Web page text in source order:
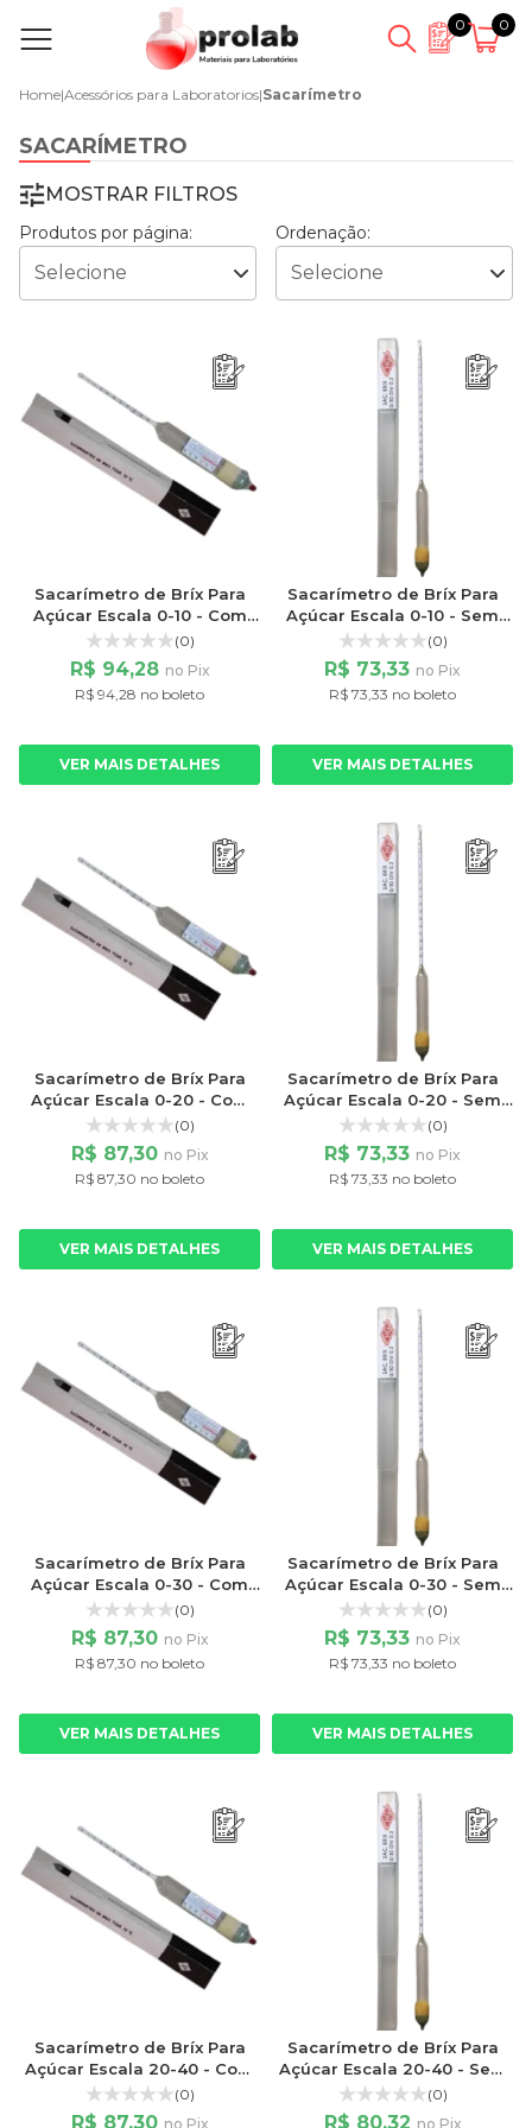
0 0
Home|Acessórios para Laboratorios|Sacarímetro
SACARÍMETRO
MOSTRAR FILTROS
Produtos por página: Ordenação:
Sacarímetro de Bríx Para
Açúcar Escala 0-10 - Com
Termômetro Liquido
Vermelho
(0)
R$ 94,28 no Pix
R$ 94,28 no boleto
VER MAIS DETALHES
Sacarímetro de Bríx Para
Açúcar Escala 0-10 - Sem
Termômetro
(0)
R$ 73,33 no Pix
R$ 73,33 no boleto
VER MAIS DETALHES
Sacarímetro de Bríx Para
Açúcar Escala 0-20 - Com
Termômetro Liquido
Vermelho
(0)
R$ 87,30 no Pix
R$ 87,30 no boleto
VER MAIS DETALHES
Sacarímetro de Bríx Para
Açúcar Escala 0-20 - Sem
Termômetro
(0)
R$ 73,33 no Pix
R$ 73,33 no boleto
VER MAIS DETALHES
Sacarímetro de Bríx Para
Açúcar Escala 0-30 - Com
Termômetro Liquido
Vermelho
(0)
R$ 87,30 no Pix
R$ 87,30 no boleto
VER MAIS DETALHES
Sacarímetro de Bríx Para
Açúcar Escala 0-30 - Sem
Termômetro
(0)
R$ 73,33 no Pix
R$ 73,33 no boleto
VER MAIS DETALHES
Sacarímetro de Bríx Para
Açúcar Escala 20-40 - Com
Termômetro Liquido
Vermelho
(0)
R$ 87,30 no Pix
Sacarímetro de Bríx Para
Açúcar Escala 20-40 - Sem
Termômetro
(0)
R$ 80,32 no Pix